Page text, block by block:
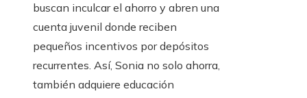
buscan inculcar el ahorro y abren una
cuenta juvenil donde reciben
pequeños incentivos por depósitos
recurrentes. Así, Sonia no solo ahorra,
también adquiere educación